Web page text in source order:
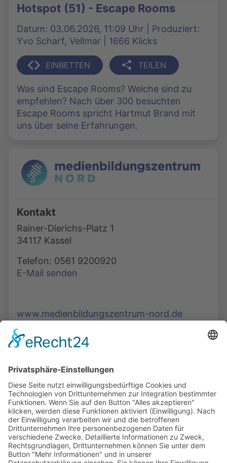
Hotspot (51) - Escape Rooms
Datum: 03.06.2026, 11:09 Uhr | Produziert:
Yvo Scharf, Vellmar | 1666 Klicks
EINBETTEN TEILEN
Was sind Escape Rooms? Welche sind zu
empfehlen? Nach über 300 besuchten
Escape Rooms spricht Hartmut Brand mit
uns über seine Erfahrungen.
Kontakt
Rainer-Dierichs-Platz 1
34117 Kassel
Telefon: 0561 9200920
E-Mail senden
www.medienbildungszentrum-nord.de
Podcasts, Themen und Informationen.
Entdecken Sie unser Forum für Medien, Bildung
und Demokratie - jederzeit und überall
verfügbar.
Mehr erfahren